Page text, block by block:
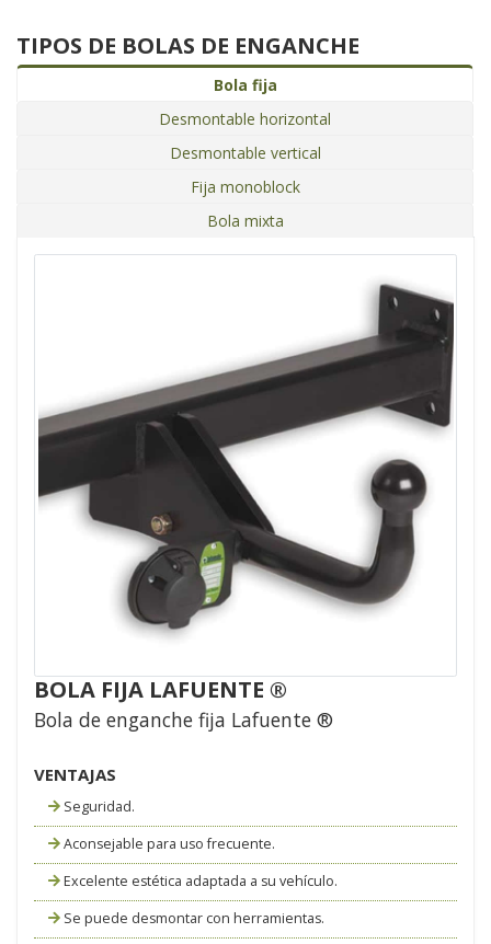
TIPOS DE BOLAS DE ENGANCHE
Bola fija
Desmontable horizontal
Desmontable vertical
Fija monoblock
Bola mixta
BOLA FIJA LAFUENTE ®
Bola de enganche fija Lafuente ®
VENTAJAS
Seguridad.
Aconsejable para uso frecuente.
Excelente estética adaptada a su vehículo.
Se puede desmontar con herramientas.